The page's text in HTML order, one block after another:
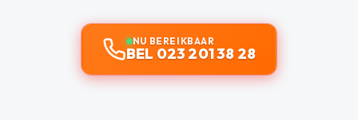
NU BEREIKBAAR
BEL 023 201 38 28